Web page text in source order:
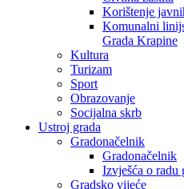
Korištenje
Komunalni
Grada Krapine
Kultura
Turizam
Sport
Obrazovanje
Socijalna skrb
Ustroj grada
Gradonačelnik
Gradonačelnik
Izvješća o radu
Gradsko vijeće